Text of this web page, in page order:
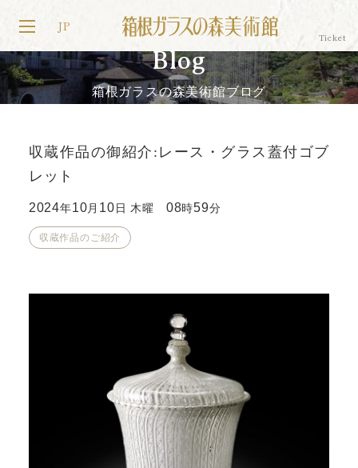
JP
Blog
箱根ガラスの森美術館ブログ
収蔵作品の御紹介:レース・グラス蓋付ゴブ
レット
2024年10 月 10 日 木曜 08時59分
収蔵作品のご紹介